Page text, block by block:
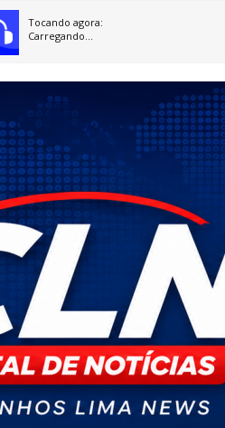
Tocando agora:
Carregando...